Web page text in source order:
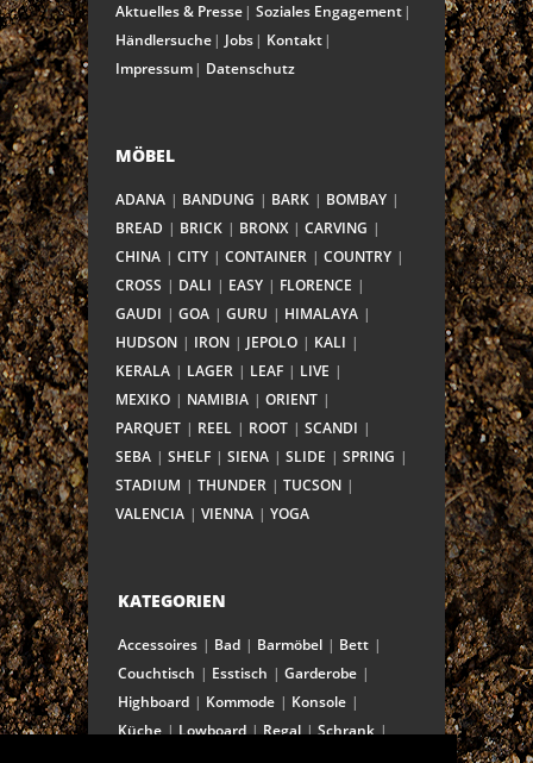
Aktuelles & Presse
Soziales Engagement
Händlersuche
Jobs
Kontakt
Impressum
Datenschutz
MÖBEL
ADANA BANDUNG BARK
BOMBAY
BREAD
BRICK BRONX
CARVING
CHINA
CITY CONTAINER
COUNTRY
CROSS
DALI EASY
FLORENCE
GAUDI
GOA GURU
HIMALAYA
HUDSON
IRON JEPOLO
KALI
KERALA
LAGER LEAF
LIVE
MEXIKO
NAMIBIA
ORIENT
PARQUET
REEL ROOT
SCANDI
SEBA
SHELF SIENA SLIDE
SPRING
STADIUM
THUNDER
TUCSON
VALENCIA
VIENNA YOGA
KATEGORIEN
Accessoires Bad Barmöbel
Bett
Couchtisch
Esstisch
Garderobe
Highboard
Kommode
Konsole
Küche
Lowboard Regal
Schrank